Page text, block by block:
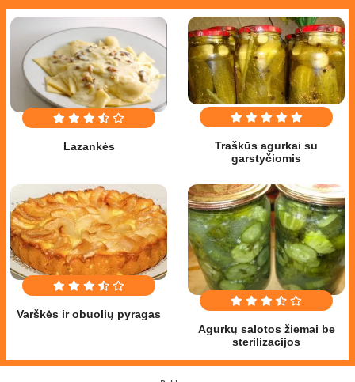
Lazankės
Traškūs agurkai su
garstyčiomis
Varškės ir obuolių pyragas
Agurkų salotos žiemai be
sterilizacijos